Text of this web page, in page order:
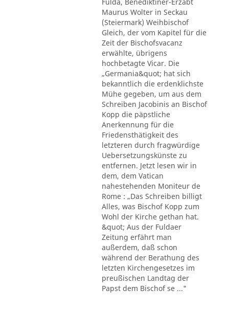
Maurus Wolter in Seckau
(Steiermark) Weihbischof
Gleich, der vom Kapitel für die
Zeit der Bischofsvacanz
erwählte, übrigens
hochbetagte Vicar. Die
„Germania&quot; hat sich
bekanntlich die erdenklichste
Mühe gegeben, um aus dem
Schreiben Jacobinis an Bischof
Kopp die päpstliche
Anerkennung für die
Friedensthätigkeit des
letzteren durch fragwürdige
Uebersetzungskünste zu
entfernen. Jetzt lesen wir in
dem, dem Vatican
nahestehenden Moniteur de
Rome : „Das Schreiben billigt
Alles, was Bischof Kopp zum
Wohl der Kirche gethan hat.
&quot; Aus der Fuldaer
Zeitung erfährt man
außerdem, daß schon
während der Berathung des
letzten Kirchengesetzes im
preußischen Landtag der
Papst dem Bischof se ..."